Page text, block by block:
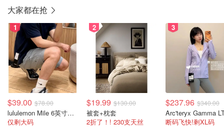
大家都在抢
1
$39.00 $78.00
lululemon Mile 6英寸男士短裤
仅剩大码
2
$19.99 $130.00
被套+枕套
2折了！! 230支天丝
3
$237.96 $340.00
断码飞快!剩XL码